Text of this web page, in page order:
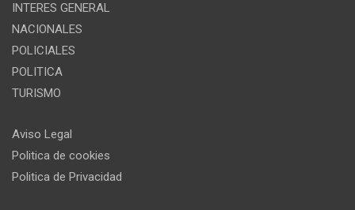
INTERES GENERAL
NACIONALES
POLICIALES
POLITICA
TURISMO
Aviso Legal
Politica de cookies
Politica de Privacidad